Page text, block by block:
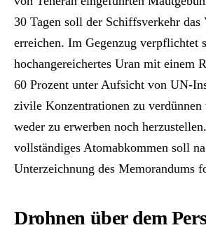
30 Tagen soll der Schiffsverkehr das
erreichen. Im Gegenzug verpflichtet
hochangereichertes Uran mit einem
60 Prozent unter Aufsicht von UN-
zivile Konzentrationen zu
weder zu erwerben noch
vollständiges Atomabkommen soll
Unterzeichnung des Memorandums
Drohnen über dem